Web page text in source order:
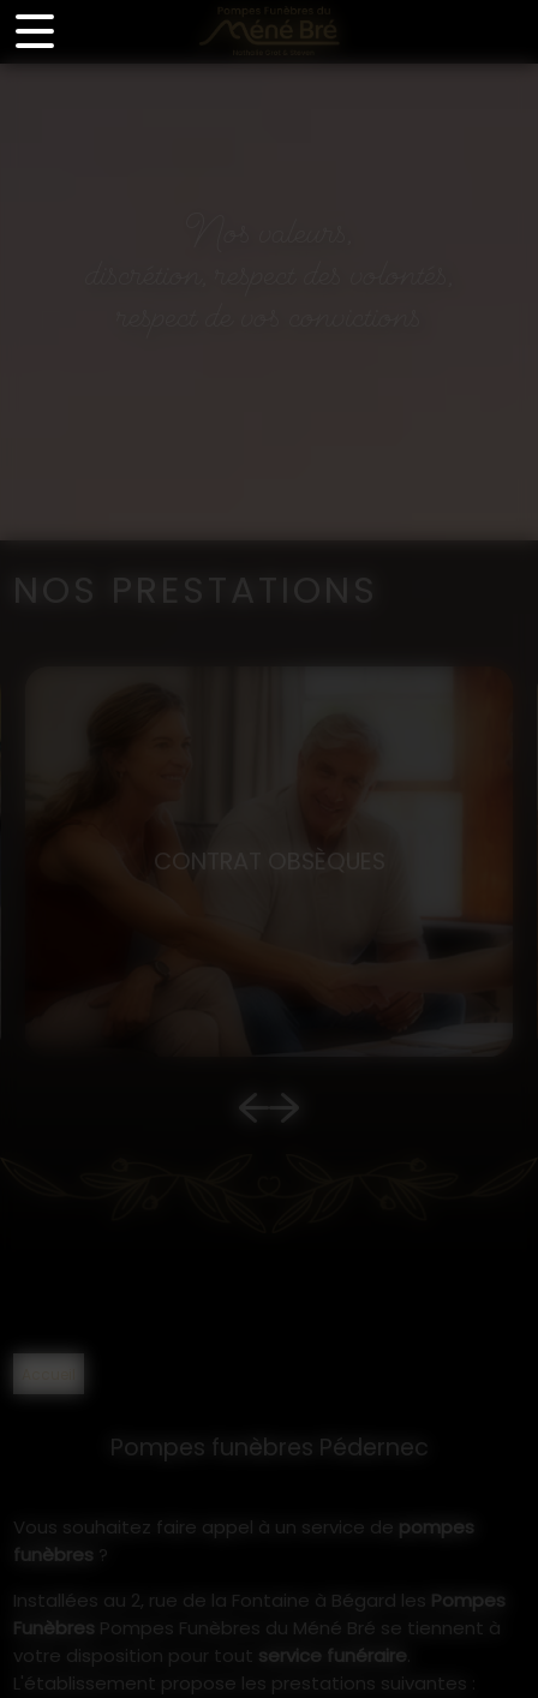
Panneau de gestion des cookies
NOS PRESTATIONS
CONTRAT OBSÈQUES
Pompes funèbres Pédernec
Vous souhaitez faire appel à un service de pompes
funèbres ?
Installées au 2, rue de la Fontaine à Bégard les Pompes
Funèbres Pompes Funèbres du Méné Bré se tiennent à
votre disposition pour tout service funéraire
L'établissement propose les prestations suivantes :